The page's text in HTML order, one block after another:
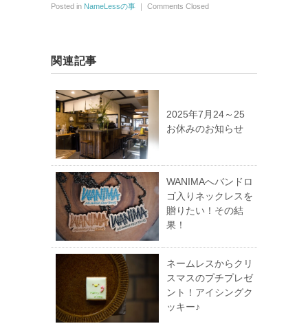
Posted in NameLessの事 ｜ Comments Closed
関連記事
2025年7月24～25
お休みのお知らせ
WANIMAへバンドロ
ゴ入りネックレスを
贈りたい！その結
果！
ネームレスからクリ
スマスのプチプレゼ
ント！アイシングク
ッキー♪